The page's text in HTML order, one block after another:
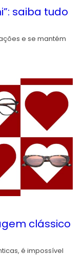
saiba tudo
e se mantém
clássico
é impossível